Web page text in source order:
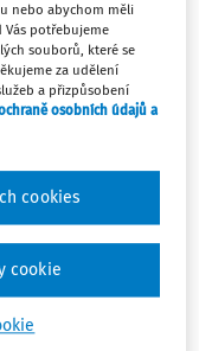
nebo abychom měli
potřebujeme
souborů, které se
za udělení
a přizpůsobení
osobních údajů a
cookies
cookie